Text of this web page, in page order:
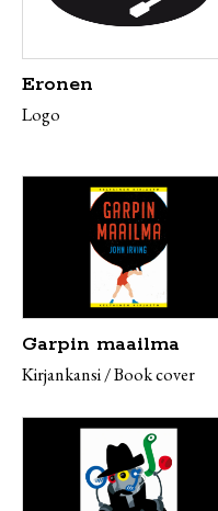
Eronen
Logo
Garpin maailma
Kirjankansi / Book cover